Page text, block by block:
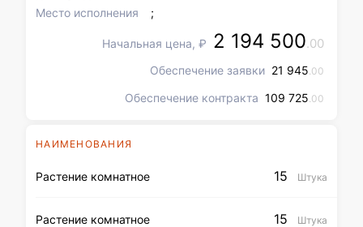
Место исполнения ;
Начальная цена, ₽ 2 194 500.00
Обеспечение заявки 21 945.00
Обеспечение контракта 109 725.00
НАИМЕНОВАНИЯ
Растение комнатное 15 Штука
Растение комнатное 15 Штука